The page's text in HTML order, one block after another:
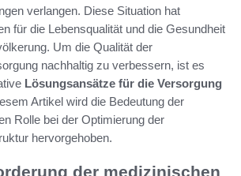
verlangen. Diese Situation hat
für die Lebensqualität und die Gesundheit
Um die Qualität der
nachhaltig zu verbessern, ist es
Lösungsansätze für die Versorgung
Artikel wird die Bedeutung der
Rolle bei der Optimierung der
hervorgehoben.
der medizinischen